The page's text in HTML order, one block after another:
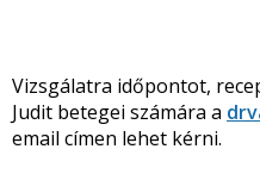
Vizsgálatra időpontot,
Judit betegei számára a
email címen lehet kérni.